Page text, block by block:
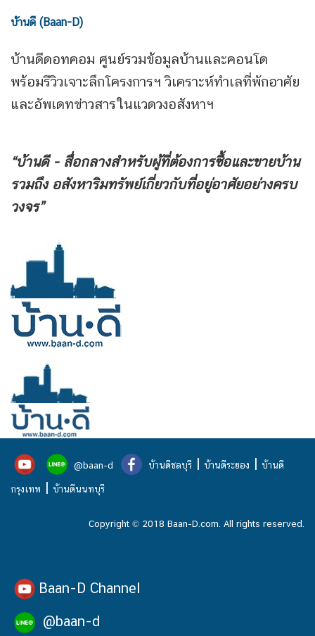
บ้านดี (Baan-D)
บ้านดีดอทคอม ศูนย์รวมข้อมูลบ้านและคอนโด
พร้อมรีวิวเจาะลึกโครงการฯ วิเคราะห์ทำเลที่พักอาศัย
และอัพเดทข่าวสารในแวดวงอสังหาฯ
“บ้านดี - สื่อกลางสำหรับผู้ที่ต้องการซื้อและขายบ้าน
รวมถึง อสังหาริมทรัพย์เกี่ยวกับที่อยู่อาศัยอย่างครบ
วงจร”
@baan-d บ้านดีชลบุรี | บ้านดีระยอง | บ้านดี
กรุงเทพ | บ้านดีนนทบุรี
Copyright © 2018 Baan-D.com. All rights reserved.
Baan-D Channel
@baan-d